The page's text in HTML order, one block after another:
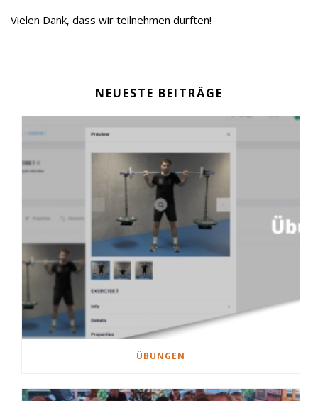
Vielen Dank, dass wir teilnehmen durften!
NEUESTE BEITRÄGE
ÜBUNGEN